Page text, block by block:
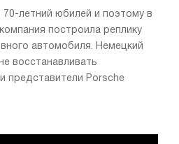
70-летний юбилей и поэтому в
построила реплику
автомобиля. Немецкий
восстанавливать
представители Porsche